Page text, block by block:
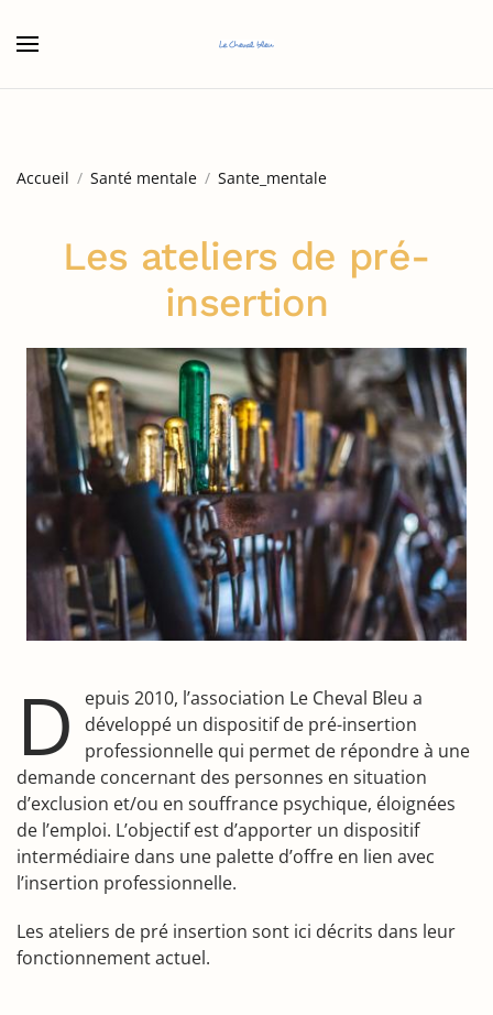
Accueil Santé mentale Sante_mentale
Les ateliers de pré-
insertion
D
epuis 2010, l’association Le Cheval Bleu a
développé un dispositif de pré-insertion
professionnelle qui permet de répondre à une
demande concernant des personnes en situation
d’exclusion et/ou en souffrance psychique, éloignées
de l’emploi. L’objectif est d’apporter un dispositif
intermédiaire dans une palette d’offre en lien avec
l’insertion professionnelle.
Les ateliers de pré insertion sont ici décrits dans leur
fonctionnement actuel.